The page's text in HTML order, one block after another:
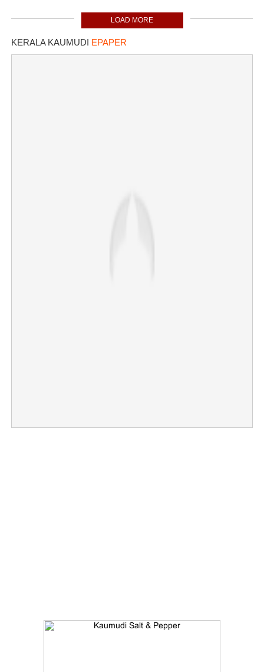
നിർമ്മാണം.
LOAD MORE
KERALA KAUMUDI EPAPER